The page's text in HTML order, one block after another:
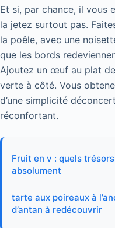
Et si, par chance, il vous
la jetez surtout pas.
la poêle, avec une
que les bords
Ajoutez un œuf au plat
verte à côté. Vous
d’une simplicité
réconfortant.
Fruit en v : quels
absolument
tarte aux poireaux à
d’antan à redécouvrir